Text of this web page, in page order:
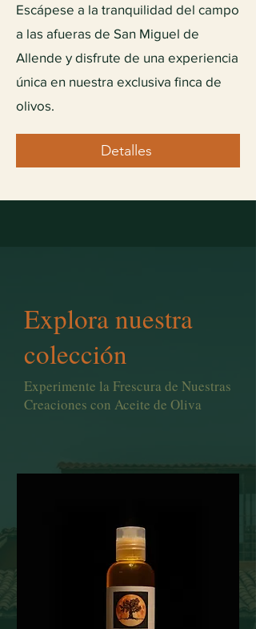
Escápese a la tranquilidad del campo
a las afueras de San Miguel de
Allende y disfrute de una experiencia
única en nuestra exclusiva finca de
olivos.
Detalles
Explora nuestra
colección
Experimente la Frescura de Nuestras
Creaciones con Aceite de Oliva